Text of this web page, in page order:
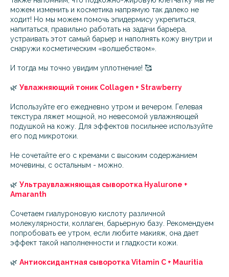
можем изменить и косметика напрямую так далеко не
ходит! Но мы можем помочь эпидермису укрепиться,
напитаться, правильно работать на задачи барьера,
устраивать этот самый барьер и наполнять кожу внутри и
снаружи косметическим «волшебством».
И тогда мы точно увидим уплотнение! 🥰
🌿 Увлажняющий тоник Collagen + Strawberry
Используйте его ежедневно утром и вечером. Гелевая
текстура ляжет мощной, но невесомой увлажняющей
подушкой на кожу. Для эффектов посильнее используйте
его под микротоки.
Не сочетайте его с кремами с высоким содержанием
мочевины, с остальным - можно.
🌿 Ультраувлажняющая сыворотка Hyalurone +
Amaranth
Сочетаем гиалуроновую кислоту различной
молекулярности, коллаген, барьерную базу. Рекомендуем
попробовать ее утром, если любите макияж, она дает
эффект такой наполненности и гладкости кожи.
🌿 Антиоксидантная сыворотка Vitamin C + Mauritia